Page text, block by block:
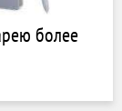
более